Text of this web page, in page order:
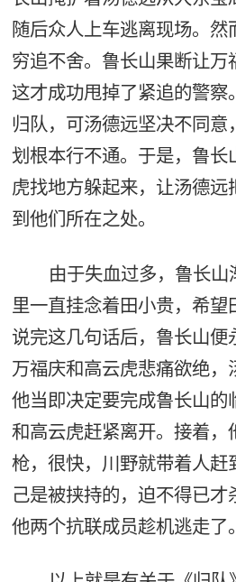
随后众人上车逃离现场。然
穷追不舍。鲁长山果断让万
这才成功甩掉了紧追的警察
归队，可汤德远坚决不同意
划根本行不通。于是，鲁长
虎找地方躲起来，让汤德远
到他们所在之处。
由于失血过多，鲁长
里一直挂念着田小贵，希望
说完这几句话后，鲁长山便
万福庆和高云虎悲痛欲绝，
他当即决定要完成鲁长山的
和高云虎赶紧离开。接着，
枪，很快，川野就带着人赶
己是被挟持的，迫不得已
他两个抗联成员趁机逃走了。